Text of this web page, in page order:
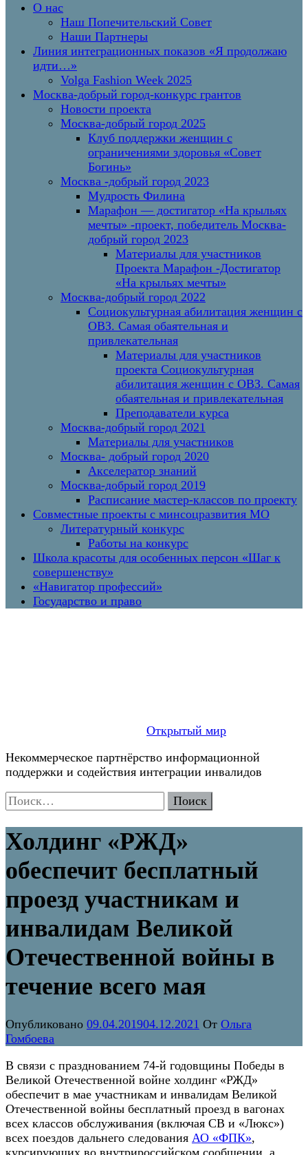
О нас
Наш Попечительский Совет
Наши Партнеры
Линия интеграционных показов «Я продолжаю
идти…»
Volga Fashion Week 2025
Москва-добрый город-конкурс грантов
Новости проекта
Москва-добрый город 2025
Клуб поддержки женщин с
ограничениями здоровья «Совет
Богинь»
Москва -добрый город 2023
Мудрость Филина
Марафон — достигатор «На крыльях
мечты» -проект, победитель Москва-
добрый город 2023
Материалы для участников
Проекта Марафон -Достигатор
«На крыльях мечты»
Москва-добрый город 2022
Социокультурная абилитация женщин с
ОВЗ. Самая обаятельная и
привлекательная
Материалы для участников
проекта Социокультурная
абилитация женщин с ОВЗ. Самая
обаятельная и привлекательная
Преподаватели курса
Москва-добрый город 2021
Материалы для участников
Москва- добрый город 2020
Акселератор знаний
Москва-добрый город 2019
Расписание мастер-классов по проекту
Совместные проекты с минсоцразвития МО
Литературный конкурс
Работы на конкурс
Школа красоты для особенных персон «Шаг к
совершенству»
«Навигатор профессий»
Государство и право
Открытый мир
Некоммерческое партнёрство информационной
поддержки и содействия интеграции инвалидов
Найти:
Холдинг «РЖД»
обеспечит бесплатный
проезд участникам и
инвалидам Великой
Отечественной войны в
течение всего мая
Опубликовано 09.04.201904.12.2021 От Ольга
Гомбоева
В связи с празднованием 74-й годовщины Победы в
Великой Отечественной войне холдинг «РЖД»
обеспечит в мае участникам и инвалидам Великой
Отечественной войны бесплатный проезд в вагонах
всех классов обслуживания (включая СВ и «Люкс»)
всех поездов дальнего следования АО «ФПК»,